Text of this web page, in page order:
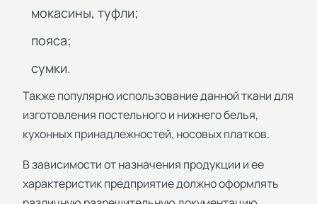
мокасины, туфли;
пояса;
сумки.
Также популярно использование данной ткани для
изготовления постельного и нижнего белья,
кухонных принадлежностей, носовых платков.
В зависимости от назначения продукции и ее
характеристик предприятие должно оформлять